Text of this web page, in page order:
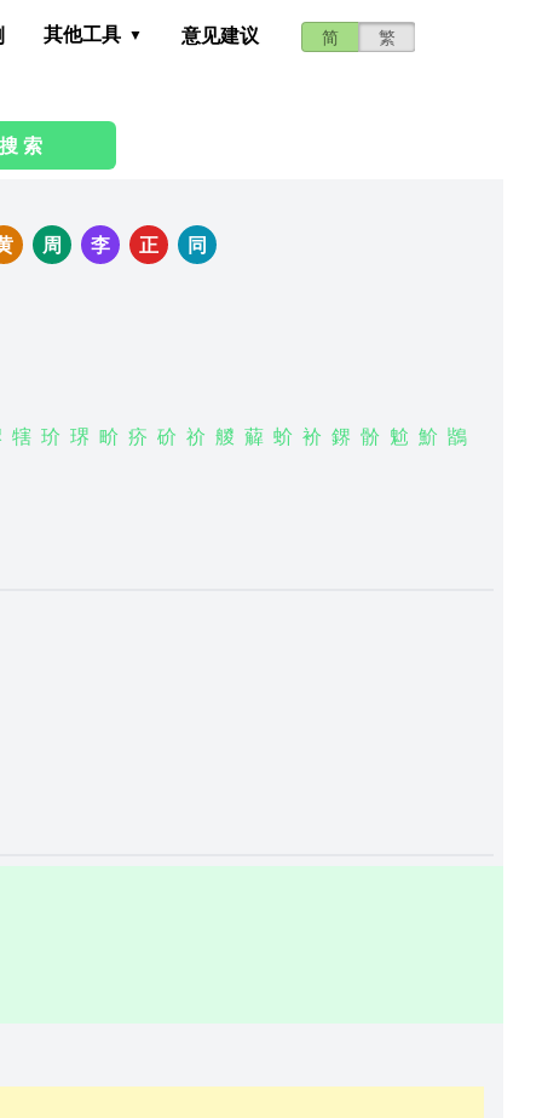
简 繁
其他工具 意见建议
索
周 李 正 同
犗 玠 琾 畍 疥 砎 祄 艐 薢 蚧 衸 鎅 骱 魀 魪 鶛